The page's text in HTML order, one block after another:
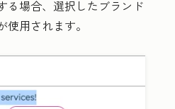
る場合、選択したブランド
用されます。